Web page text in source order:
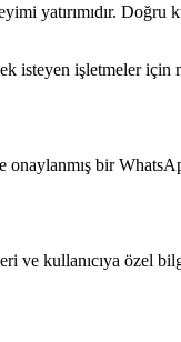
yatırımıdır.
işletmeler için
bir
ve kullanıcıya